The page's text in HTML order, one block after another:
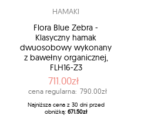
HAMAKI
Flora Blue Zebra -
Klasyczny hamak
dwuosobowy wykonany
z bawełny organicznej,
FLH16-Z3
711.00zł
cena regularna: 790.00zł
Najniższa cena z 30 dni przed
obniżką: 671.50zł